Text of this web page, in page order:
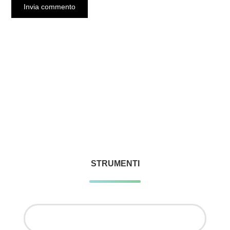
STRUMENTI
Ricerca